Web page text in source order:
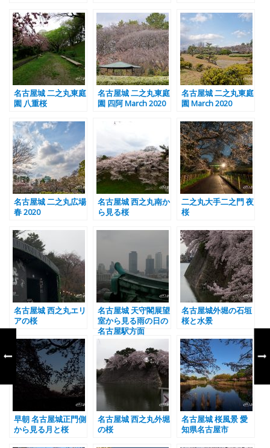
名古屋城 二之丸東庭
園 八重桜
名古屋城 二之丸東庭
園 四阿 March 2020
名古屋城 二之丸東庭
園 March 2020
名古屋城 二之丸広場
春 2020
名古屋城 西之丸南か
ら見る桜
二之丸大手二之門 夜
桜
名古屋城 西之丸エリ
アの桜
名古屋城 天守閣展望
室から見る雨の日の
名古屋駅方面
名古屋城外堀の石垣
桜と水景
早朝 名古屋城正門側
から見る月と桜
名古屋城 西之丸外堀
の桜
名古屋城 桜風景 愛
知県名古屋市